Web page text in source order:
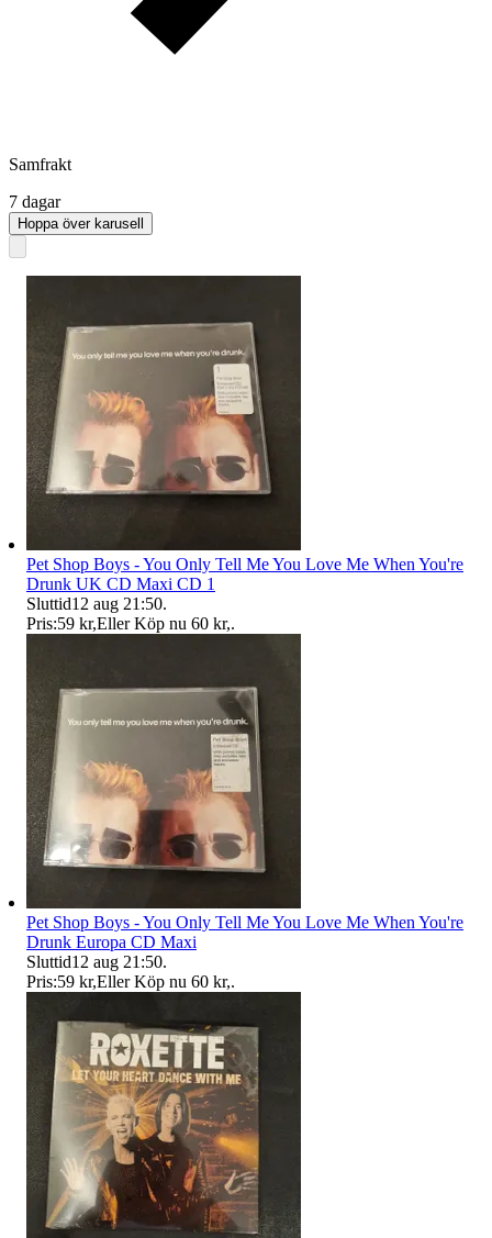
Samfrakt
7 dagar
Hoppa över karusell
Pet Shop Boys - You Only Tell Me You Love Me When You're
Drunk UK CD Maxi CD 1
Sluttid12 aug 21:50.
Pris:59 kr,Eller Köp nu 60 kr,.
Pet Shop Boys - You Only Tell Me You Love Me When You're
Drunk Europa CD Maxi
Sluttid12 aug 21:50.
Pris:59 kr,Eller Köp nu 60 kr,.